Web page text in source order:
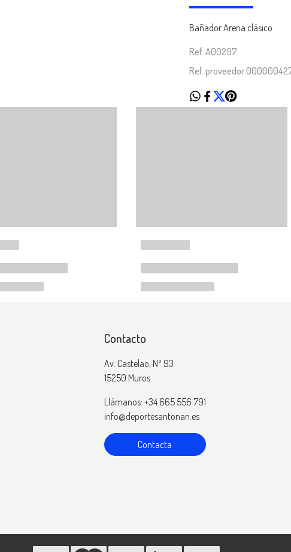
Bañador Arena clásico
Ref. A00297
Ref. proveedor
Contacto
Av. Castelao, Nº 93
15250 Muros
Llámanos: +34 665 556 791
info@deportesantonan.es
Contacta